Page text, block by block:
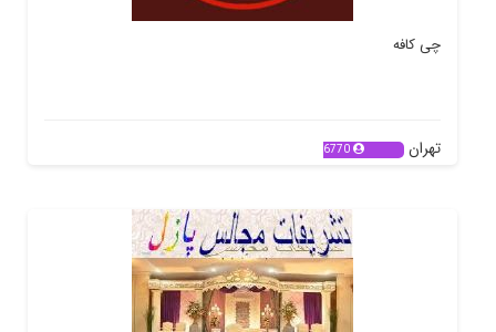
چی کافه
تهران 6770